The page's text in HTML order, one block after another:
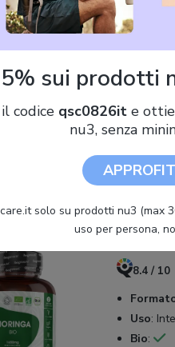
è un integratore in forma
proviene daagricoltura
, utili a un trattamento
è di
3 unità al giorno ,
supplemento alimentare è
di energia in periodi
qualità/
8.4 / 10
Uso:
Bio:
sui prodotti
codice qsc0826ite
nu3, senza
solo su prodotti nu3 (max
uso per persona,